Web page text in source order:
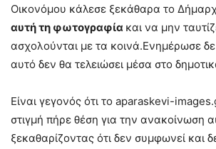
Οικονόμου κάλεσε ξεκάθαρα το
αυτή τη φωτογραφία και να μην
ασχολούνται με τα κοινά.Ενημέρωσε δε
αυτό δεν θα τελειώσει μέσα στο
Είναι γεγονός ότι το aparaskevi-
στιγμή πήρε θέση για την ανακοίνωση
ξεκαθαρίζοντας ότι δεν συμφωνεί και